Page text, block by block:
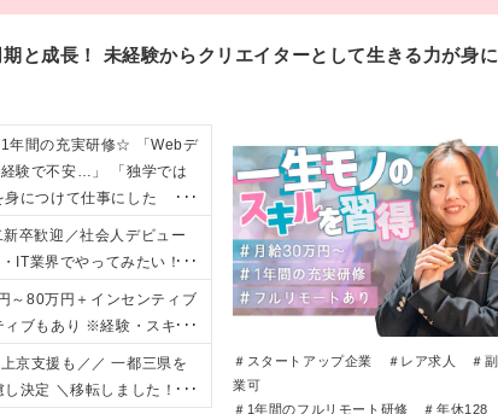
と成長！ 未経験からクリエイターとして生きる力が身に
年間の充実研修☆ 「Webデ
験で不安…」 「独学では
につけて仕事にした
卒歓迎／社会人デビュー
IT業界でやってみたい！」
★未経験大歓迎 ★学歴・
スキルがある方は尚歓迎
迎 └シェアハウス（社宅）
業界で活躍したい」 「I
のために挑戦してみたい」
80万円＋インセンティブ
ブもあり ※経験・スキル
は応相談 ※残業代別途支
万円～25万円（待遇の変
により給与が変動。 ＼成
京支援も／／ 一都三県を
決定 ＼移転しました！／
＃スタートアップ企業 ＃レア求人 ＃副
業可
＃1年間のフルリモート研修 ＃年休128